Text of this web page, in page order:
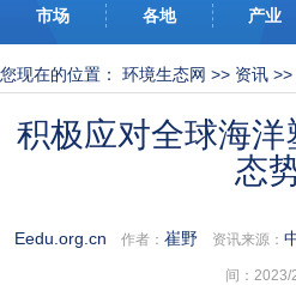
市场
各地 产业
您现在的位置： 环境生态网 >> 资讯 >>
积极应对全球海
态
Eedu.org.cn 作者： 崔野资讯来源：
间：2023/